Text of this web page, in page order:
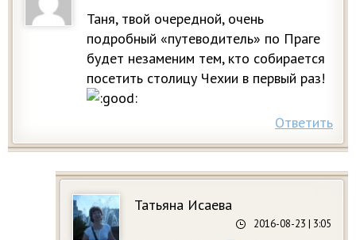
Таня, твой очередной, очень
подробный «путеводитель» по Праге
будет незаменим тем, кто собирается
посетить столицу Чехии в первый раз!
Ответить
Татьяна Исаева
2016-08-23 | 3:05